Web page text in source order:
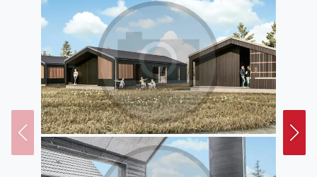
Whirlpool, in dem Sie im Freien entspannen können.
Als zusätzlichen Luxus können Sie ein köstliches
Frühstück erwerben, das im gemütlichen Restaurant
serviert wird, das direkt an die Rezeption
angeschlossen ist. Ein wunderbarer Start in den Tag ,
egal ob Entspannung oder Abenteuer auf dem
Programm stehen.
Bønnerup bietet frische Seeluft, eine ruhige Umgebung
und Nähe zur Natur, dieses Hotelferienhaus ist der